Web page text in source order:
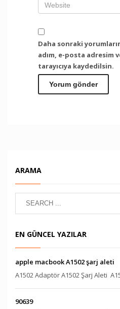
Daha sonraki
adım, e-posta adresim
tarayıcıya kaydedilsin.
ARAMA
EN GÜNCEL YAZILAR
apple macbook A1502 şarj aleti
A1502 Adaptör A1502 Şarj Aleti
90639